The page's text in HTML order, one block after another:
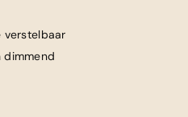
verstelbaar
dimmend